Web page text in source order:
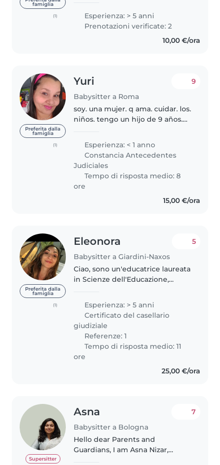
famiglia
(1)
famiglia numerosa e mi sono
sempre occupata dei miei
Esperienza: > 5 anni
Prenotazioni verificate: 2
10,00 €/ora
Preferita dalla
famiglia
(1)
Yuri
Babysitter a Roma
9
soy. una mujer. q ama. cuidar. los.
niños. tengo un hijo de 9 años.
me encanta hacer. mi trabajo.
con mucho amor. por. lo. q
tengo. en mi corazón es..
Esperienza: < 1 anno
Constancia Antecedentes
Judiciales
Tempo di risposta medio: 8
ore
15,00 €/ora
Preferita dalla
famiglia
(1)
Eleonora
Babysitter a Giardini-Naxos
5
Ciao, sono un'educatrice laureata
in Scienze dell'Educazione,
con esperienza anche con
bambini in età prescolare e
scolare. Ho conseguito un corso..
Esperienza: > 5 anni
Certificato del casellario
giudiziale
Referenze: 1
Tempo di risposta medio: 11
ore
25,00 €/ora
Supersitter
Asna
Babysitter a Bologna
7
Hello dear Parents and
Guardians, I am Asna Nizar,